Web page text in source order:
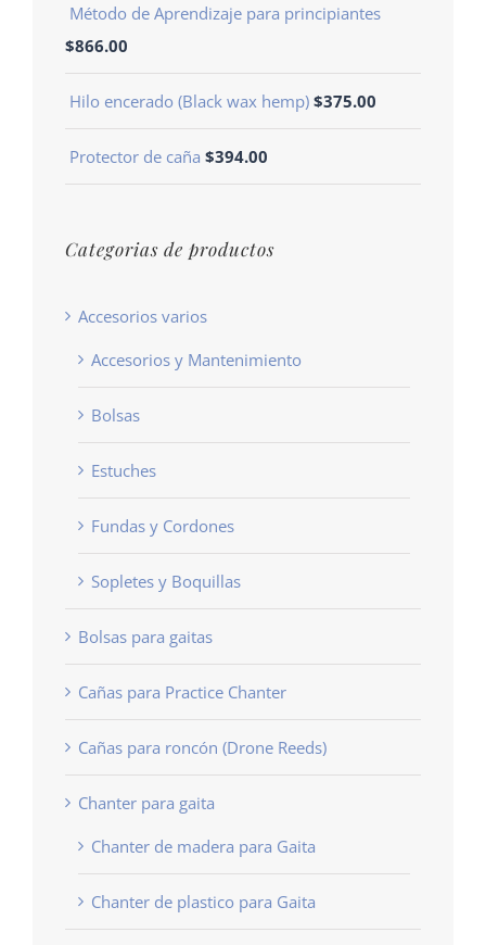
Método de Aprendizaje para principiantes
$866.00
Hilo encerado (Black wax hemp) $375.00
Protector de caña $394.00
Categorias de productos
Accesorios varios
Accesorios y Mantenimiento
Bolsas
Estuches
Fundas y Cordones
Sopletes y Boquillas
Bolsas para gaitas
Cañas para Practice Chanter
Cañas para roncón (Drone Reeds)
Chanter para gaita
Chanter de madera para Gaita
Chanter de plastico para Gaita